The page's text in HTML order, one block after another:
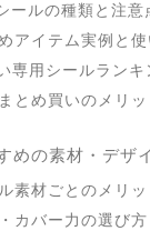
ルの種類と注意
アイテム実例と
専用シールランキ
とめ買いのメリ
めの素材・デザ
素材ごとのメリ
カバー力の選び方